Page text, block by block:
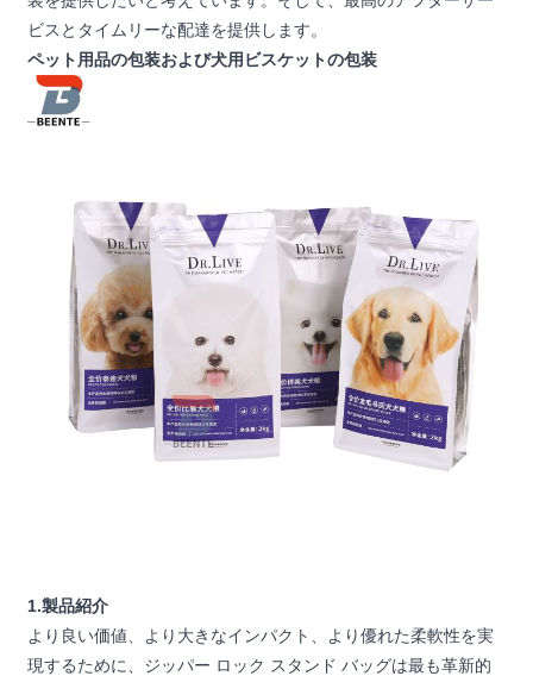
ビスとタイムリーな配達を提供します。
ペット用品の包装および犬用ビスケットの包装
1.製品紹介
より良い価値、より大きなインパクト、より優れた柔軟性を実
現するために、ジッパー ロック スタンド バッグは最も革新的